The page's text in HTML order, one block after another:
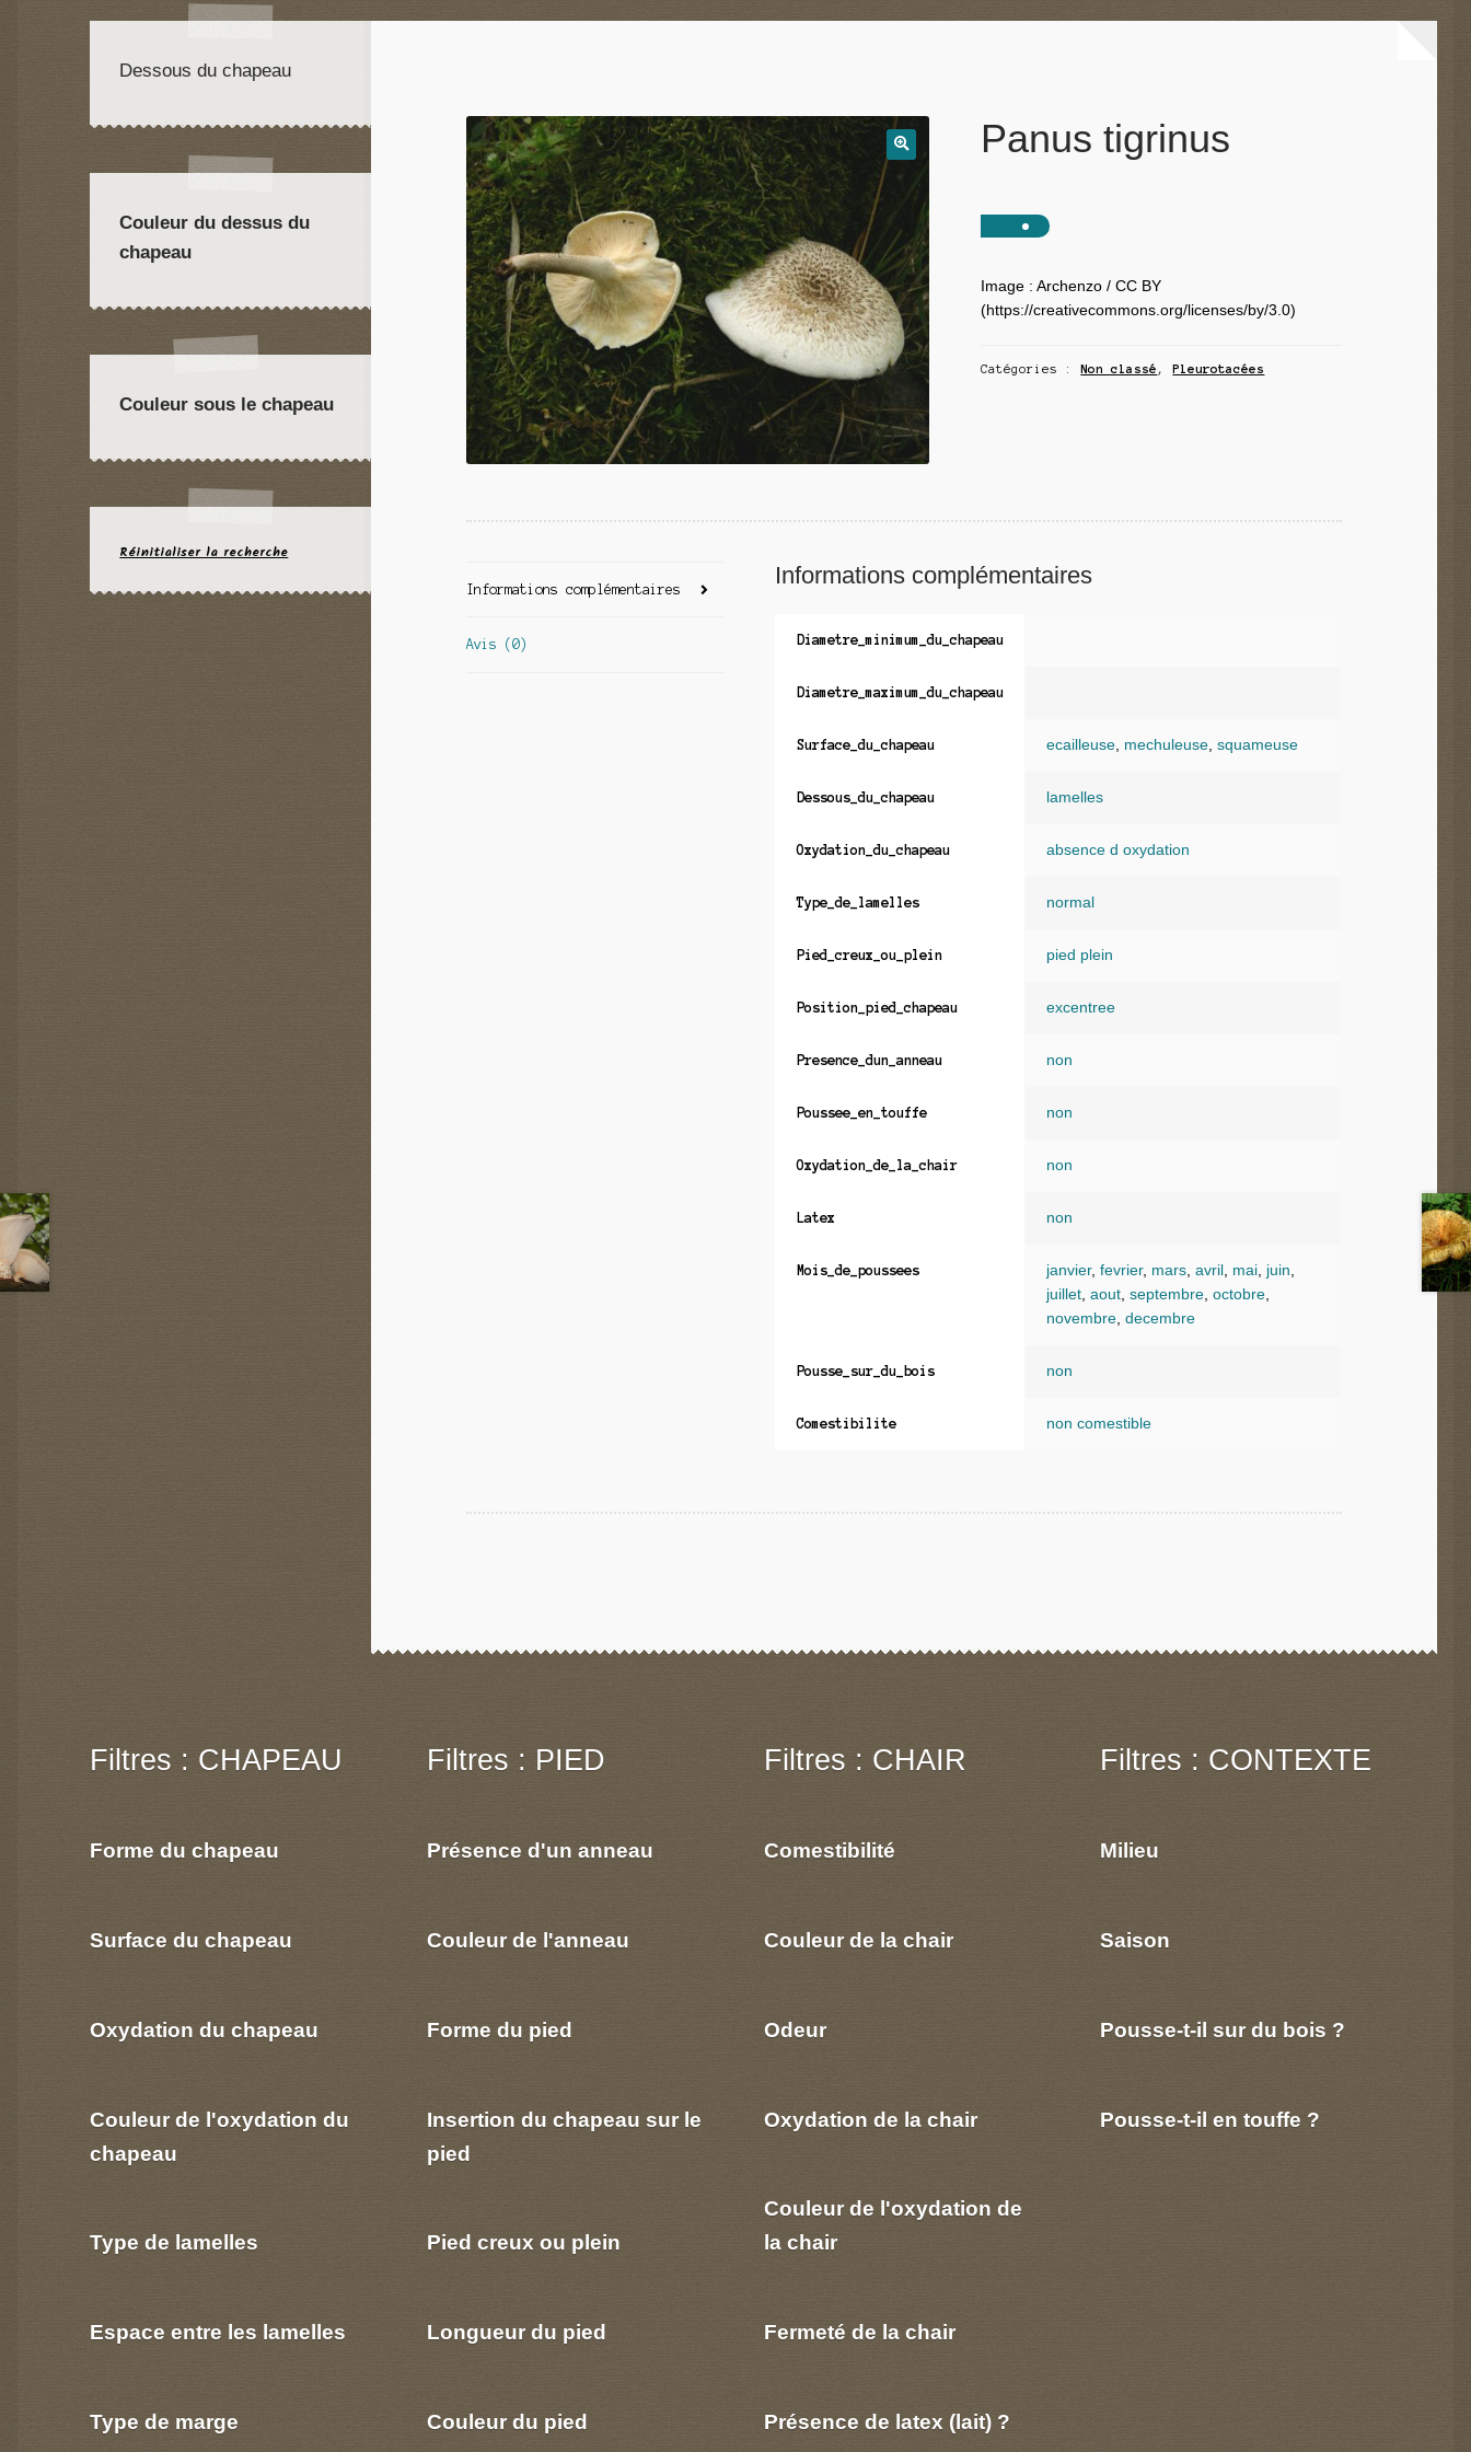
Panus tigrinus
Image : Archenzo / CC BY
(https://creativecommons.org/licenses/by/3.0)
Catégories :Non classé ,Pleurotacées
Informations complémentaires
Avis (0)
Informations complémentaires
Diametre_minimum_du_chapeau
Diametre_maximum_du_chapeau
Surface_du_chapeau ecailleuse, mechuleuse, squameuse
Dessous_du_chapeau lamelles
Oxydation_du_chapeau absence d oxydation
Type_de_lamelles normal
Pied_creux_ou_plein pied plein
Position_pied_chapeau excentree
Presence_dun_anneau non
Poussee_en_touffe non
Oxydation_de_la_chair non
Latex non
Mois_de_poussees janvier, fevrier, mars, avril , mai, juin,
juillet, aout, septembre, octobre,
novembre, decembre
Pousse_sur_du_bois non
Comestibilite non comestible
Dessous du chapeau
Couleur du dessus du
chapeau
Couleur sous le chapeau
Réinitialiser la recherche
Filtres : CHAPEAU
Forme du chapeau
Surface du chapeau
Oxydation du chapeau
Couleur de l'oxydation du
chapeau
Type de lamelles
Espace entre les lamelles
Type de marge
Filtres : PIED
Présence d'un anneau
Couleur de l'anneau
Forme du pied
Insertion du chapeau sur le
pied
Pied creux ou plein
Longueur du pied
Couleur du pied
Filtres : CHAIR
Comestibilité
Couleur de la chair
Odeur
Oxydation de la chair
Couleur de l'oxydation de
la chair
Fermeté de la chair
Présence de latex (lait) ?
Filtres : CONTEXTE
Milieu
Saison
Pousse-t-il sur du bois ?
Pousse-t-il en touffe ?